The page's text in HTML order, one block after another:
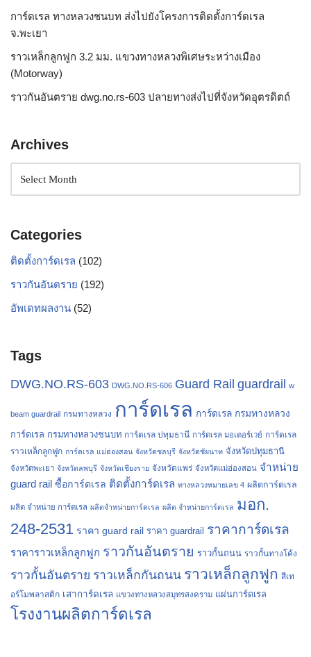
การ์ดเรล ทางหลวงชนบท ส่งไปยังโครงการติดตั้งการ์ดเรล
จ.พะเยา
ราวเหล็กลูกฟูก 3.2 มม. แขวงทางหลวงพิเศษระหว่างเมือง
(Motorway)
ราวกันอันตราย dwg.no.rs-603 ปลายทางส่งไปที่จังหวัดอุตรดิตถ์
Archives
Categories
ติดตั้งการ์ดเรล (102)
ราวกันอันตราย (192)
อัพเดทผลงาน (52)
Tags
DWG.NO.RS-603 DWG.NO.RS-606 Guard Rail guardrail w
beam guardrail กรมทางหลวง การ์ดเรล การ์ดเรล กรมทางหลวง
การ์ดเรล กรมทางหลวงชนบท การ์ดเรล ปทุมธานี การ์ดเรล มอเตอร์เวย์ การ์ดเรล
ราวเหล็กลูกฟูก การ์ดเรล แม่ฮ่องสอน จังหวัดชลบุรี จังหวัดชัยนาท จังหวัดปทุมธานี
จังหวัดพะเยา จังหวัดลพบุรี จังหวัดเชียงราย จังหวัดแพร่ จังหวัดแม่ฮ่องสอน จำหน่าย
guard rail ซื้อการ์ดเรล ติดตั้งการ์ดเรล ทางหลวงหมายเลข 4 ผลิตการ์ดเรล
ผลิต จำหน่าย การ์ดเรล ผลิตจำหน่ายการ์ดเรล ผลิต จำหน่ายการ์ดเรล มอก.
248-2531 ราคา guard rail ราคา guardrail ราคาการ์ดเรล
ราคาราวเหล็กลูกฟูก ราวกันอันตราย ราวกั้นถนน ราวกั้นทางโค้ง
ราวกั้นอันตราย ราวเหล็กกันถนน ราวเหล็กลูกฟูก สีเท
อร์โมพลาสติก เสาการ์ดเรล แขวงทางหลวงสมุทรสงคราม แผ่นการ์ดเรล
โรงงานผลิตการ์ดเรล